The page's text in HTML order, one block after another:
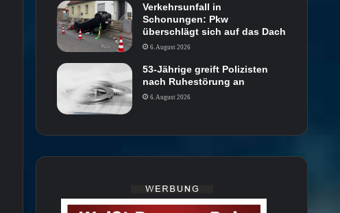
Verkehrsunfall in
Schonungen: Pkw
überschlägt sich auf das Dach
6. August 2026
53-Jährige greift Polizisten
nach Ruhestörung an
6. August 2026